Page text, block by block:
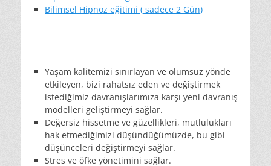
Bilimsel Hipnoz eğitimi ( sadece 2 Gün)
Yaşam kalitemizi sınırlayan ve olumsuz yönde
etkileyen, bizi rahatsız eden ve değiştirmek
istediğimiz davranışlarımıza karşı yeni davranış
modelleri geliştirmeyi sağlar.
Değersiz hissetme ve güzellikleri, mutlulukları
hak etmediğimizi düşündüğümüzde, bu gibi
düşünceleri değiştirmeyi sağlar.
Stres ve öfke yönetimini sağlar.